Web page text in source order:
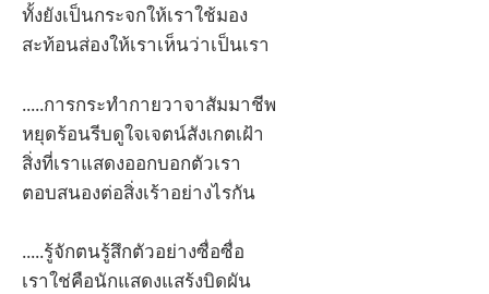
ทั้งยังเป็นกระจกให้เราใช้มอง
สะท้อนส่องให้เราเห็นว่าเป็นเรา
.....การกระทำกายวาจาสัมมาชีพ
หยุดร้อนรีบดูใจเจตน์สังเกตเฝ้า
สิ่งที่เราแสดงออกบอกตัวเรา
ตอบสนองต่อสิ่งเร้าอย่างไรกัน
.....รู้จักตนรู้สึกตัวอย่างซื่อซื่อ
เราใช่คือนักแสดงแสร้งบิดผัน